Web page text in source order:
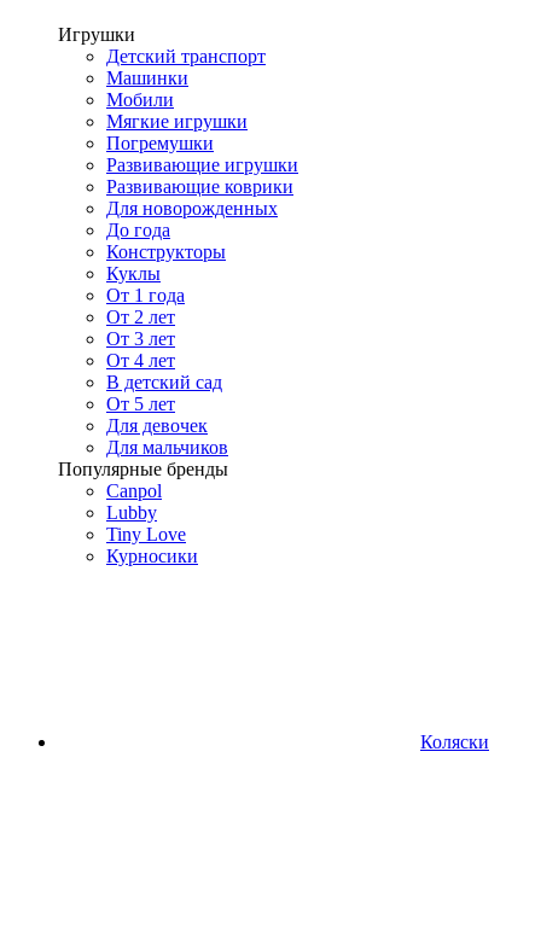
Игрушки
Детский транспорт
Машинки
Мобили
Мягкие игрушки
Погремушки
Развивающие игрушки
Развивающие коврики
Для новорожденных
До года
Конструкторы
Куклы
От 1 года
От 2 лет
От 3 лет
От 4 лет
В детский сад
От 5 лет
Для девочек
Для мальчиков
Популярные бренды
Canpol
Lubby
Tiny Love
Курносики
Коляски